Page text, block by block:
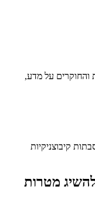
והחוקרים על מדע,
קיבוצניקיות
מטרות